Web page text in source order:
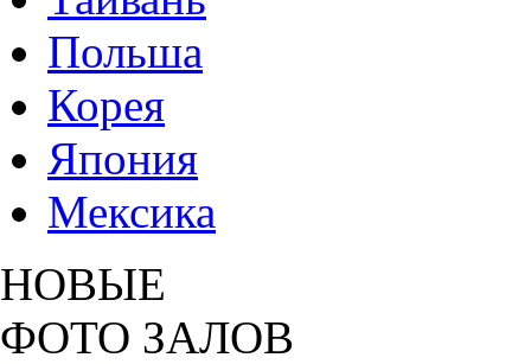
Польша
Корея
Япония
Мексика
НОВЫЕ
ФОТО ЗАЛОВ